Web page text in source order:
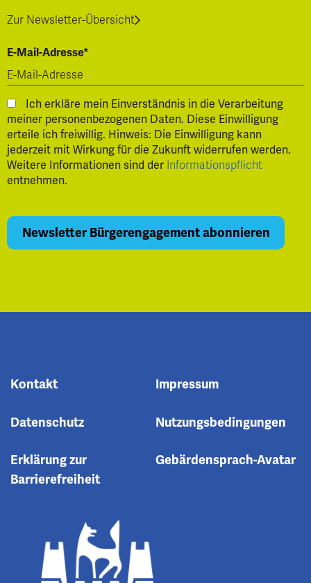
Zur Newsletter-Übersicht
E-Mail-Adresse*
Ich erkläre mein Einverständnis in die Verarbeitung
meiner personenbezogenen Daten. Diese Einwilligung
erteile ich freiwillig. Hinweis: Die Einwilligung kann
jederzeit mit Wirkung für die Zukunft widerrufen werden.
Weitere Informationen sind der Informationspflicht
entnehmen.
Kontakt Impressum
Datenschutz Nutzungsbedingungen
Erklärung zur
Barrierefreiheit
Gebärdensprach-Avatar